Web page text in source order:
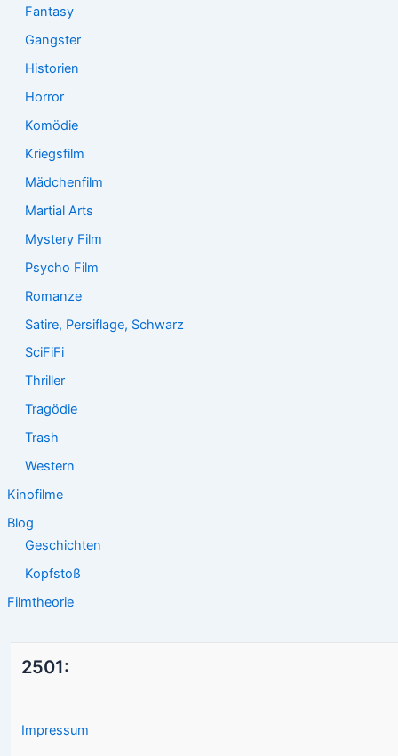
Fantasy
Gangster
Historien
Horror
Komödie
Kriegsfilm
Mädchenfilm
Martial Arts
Mystery Film
Psycho Film
Romanze
Satire, Persiflage, Schwarz
SciFiFi
Thriller
Tragödie
Trash
Western
Kinofilme
Blog
Geschichten
Kopfstoß
Filmtheorie
2501:
Impressum